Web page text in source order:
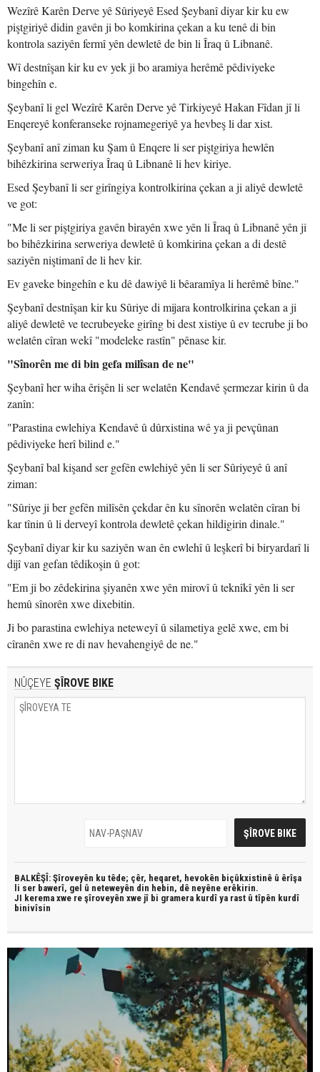
Wezîrê Karên Derve yê Sûriyeyê Esed Şeybanî diyar kir ku ew
piştgiriyê didin gavên ji bo komkirina çekan a ku tenê di bin
kontrola saziyên fermî yên dewletê de bin li Îraq û Libnanê.
Wî destnîşan kir ku ev yek ji bo aramiya herêmê pêdiviyeke
bingehîn e.
Şeybanî li gel Wezîrê Karên Derve yê Tirkiyeyê Hakan Fîdan jî li
Enqereyê konferanseke rojnamegeriyê ya hevbeş li dar xist.
Şeybanî anî ziman ku Şam û Enqere li ser piştgiriya hewlên
bihêzkirina serweriya Îraq û Libnanê li hev kiriye.
Esed Şeybanî li ser girîngiya kontrolkirina çekan a ji aliyê dewletê
ve got:
"Me li ser piştgiriya gavên birayên xwe yên li Îraq û Libnanê yên ji
bo bihêzkirina serweriya dewletê û komkirina çekan a di destê
saziyên niştimanî de li hev kir.
Ev gaveke bingehîn e ku dê dawiyê li bêaramîya li herêmê bîne."
Şeybanî destnîşan kir ku Sûriye di mijara kontrolkirina çekan a ji
aliyê dewletê ve tecrubeyeke girîng bi dest xistiye û ev tecrube ji bo
welatên cîran wekî "modeleke rastîn" pênase kir.
"Sînorên me di bin gefa milîsan de ne"
Şeybanî her wiha êrişên li ser welatên Kendavê şermezar kirin û da
zanîn:
"Parastina ewlehiya Kendavê û dûrxistina wê ya ji pevçûnan
pêdiviyeke herî bilind e."
Şeybanî bal kişand ser gefên ewlehiyê yên li ser Sûriyeyê û anî
ziman:
"Sûriye ji ber gefên milîsên çekdar ên ku sînorên welatên cîran bi
kar tînin û li derveyî kontrola dewletê çekan hildigirin dinale."
Şeybanî diyar kir ku saziyên wan ên ewlehî û leşkerî bi biryardarî li
dijî van gefan têdikoşin û got:
"Em ji bo zêdekirina şiyanên xwe yên mirovî û teknîkî yên li ser
hemû sînorên xwe dixebitin.
Ji bo parastina ewlehiya neteweyî û silametiya gelê xwe, em bi
cîranên xwe re di nav hevahengiyê de ne."
NÛÇEYE ŞÎROVE BIKE
BALKÊŞÎ: Şîroveyên ku têde; çêr, heqaret, hevokên biçûkxistinê û êrîşa
li ser bawerî, gel û neteweyên din hebin, dê neyêne erêkirin.
JI kerema xwe re şîroveyên xwe jî bi gramera kurdî ya rast û tîpên kurdî
binivîsin